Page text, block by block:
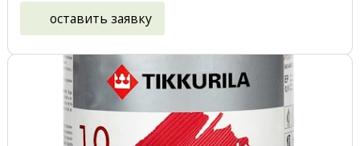
оставить заявку